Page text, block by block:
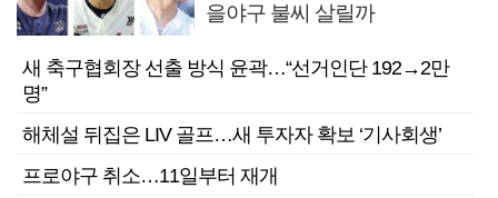
을야구 불씨 살릴까
새 축구협회장 선출 방식 윤곽…“선거인단 192→2만
명”
해체설 뒤집은 LIV 골프…새 투자자 확보 ‘기사회생’
프로야구 취소…11일부터 재개